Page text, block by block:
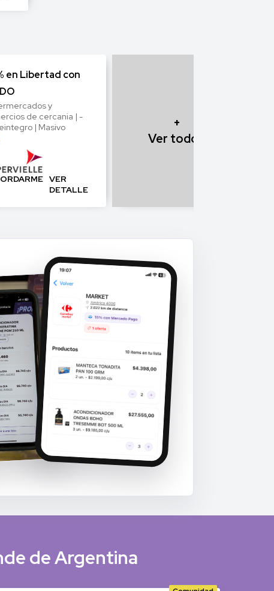
en Libertad con
y
de cercania | -
| Masivo
VER
DETALLE
+
Ver todos
de Argentina